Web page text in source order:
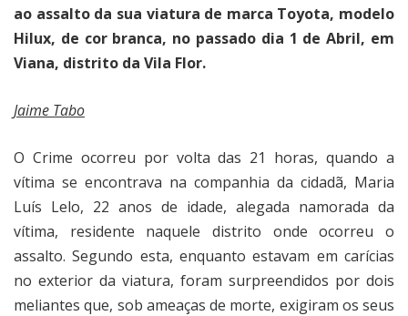
ao assalto da sua viatura de marca Toyota, modelo
Hilux, de cor branca, no passado dia 1 de Abril, em
Viana, distrito da Vila Flor.
Jaime Tabo
O Crime ocorreu por volta das 21 horas, quando a
vítima se encontrava na companhia da cidadã, Maria
Luís Lelo, 22 anos de idade, alegada namorada da
vítima, residente naquele distrito onde ocorreu o
assalto. Segundo esta, enquanto estavam em carícias
no exterior da viatura, foram surpreendidos por dois
meliantes que, sob ameaças de morte, exigiram os seus